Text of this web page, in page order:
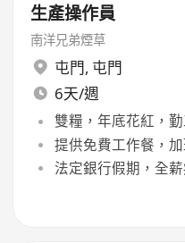
生產操作員
南洋兄弟煙草
屯門, 屯門
6天/週
雙糧，年底花紅，
提供免費工作餐，
法定銀行假期，全